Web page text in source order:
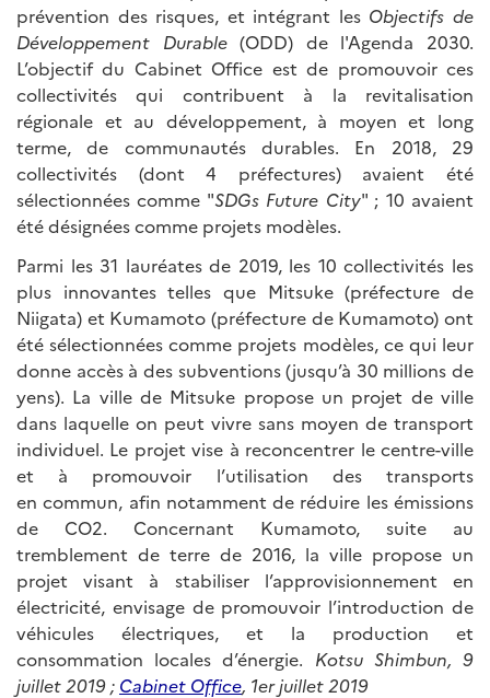
prévention des risques, et intégrant les Objectifs de
Développement Durable(ODD) de l'Agenda 2030.
L’objectif du Cabinet Office est de promouvoir ces
collectivités qui contribuent à la revitalisation
régionale et au développement, à moyen et long
terme, de communautés durables. En 2018, 29
collectivités (dont 4 préfectures) avaient été
sélectionnées comme "SDGs Future City" ; 10 avaient
été désignées comme projets modèles.
Parmi les 31 lauréates de 2019, les 10 collectivités les
plus innovantes telles que Mitsuke (préfecture de
Niigata) et Kumamoto (préfecture de Kumamoto) ont
été sélectionnées comme projets modèles, ce qui leur
donne accès à des subventions (jusqu’à 30 millions de
yens). La ville de Mitsuke propose un projet de ville
dans laquelle on peut vivre sans moyen de transport
individuel. Le projet vise à reconcentrer le centre-ville
et à promouvoir l’utilisation des transports
en commun, afin notamment de réduire les émissions
de CO2. Concernant Kumamoto, suite au
tremblement de terre de 2016, la ville propose un
projet visant à stabiliser l’approvisionnement en
électricité, envisage de promouvoir l’introduction de
véhicules électriques, et la production et
consommation locales d’énergie. Kotsu Shimbun, 9
juillet 2019 ; Cabinet Office, 1er juillet 2019